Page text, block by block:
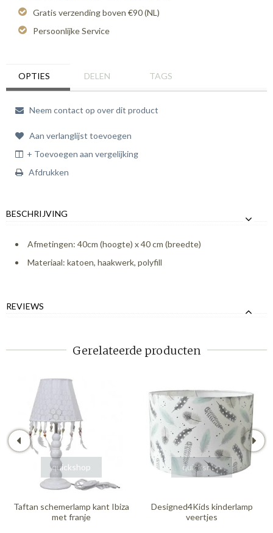
Gratis verzending boven €90 (NL)
Persoonlijke Service
OPTIES DELEN TAGS
Neem contact op over dit product
Aan verlanglijst toevoegen
+ Toevoegen aan vergelijking
Afdrukken
BESCHRIJVING
Afmetingen: 40cm (hoogte) x 40 cm (breedte)
Materiaal: katoen, haakwerk, polyfill
REVIEWS
Gerelateerde producten
quickshop
Taftan schemerlamp kant Ibiza
met franje
quickshop
Designed4Kids kinderlamp
veertjes